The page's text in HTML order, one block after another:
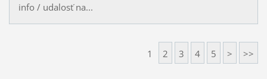
info / udalosť na...
1 2 3 4 5 > >>